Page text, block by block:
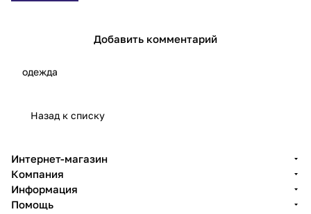
Добавить комментарий
одежда
Назад к списку
Интернет-магазин
Компания
Информация
Помощь